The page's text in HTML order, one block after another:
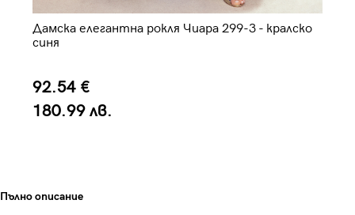
Дамска елегантна рокля Чиара 299-3 - кралско
синя
92.54 €
180.99 лв.
Пълно описание